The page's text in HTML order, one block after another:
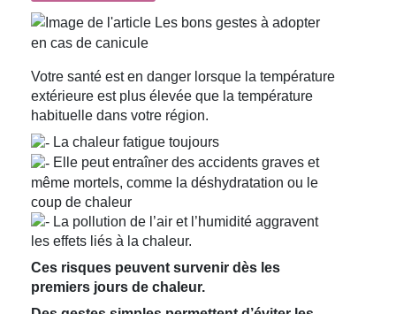
Votre santé est en danger lorsque la température
extérieure est plus élevée que la température
habituelle dans votre région.
La chaleur fatigue toujours
Elle peut entraîner des accidents graves et
même mortels, comme la déshydratation ou le
coup de chaleur
La pollution de l’air et l’humidité aggravent
les effets liés à la chaleur.
Ces risques peuvent survenir dès les
premiers jours de chaleur.